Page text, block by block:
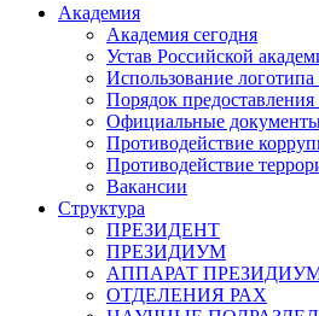
Академия
Академия сегодня
Устав Российской
Использование
Порядок
Официальные
Противодействие
Противодействие
Вакансии
Структура
ПРЕЗИДЕНТ
ПРЕЗИДИУМ
АППАРАТ
ОТДЕЛЕНИЯ РАХ